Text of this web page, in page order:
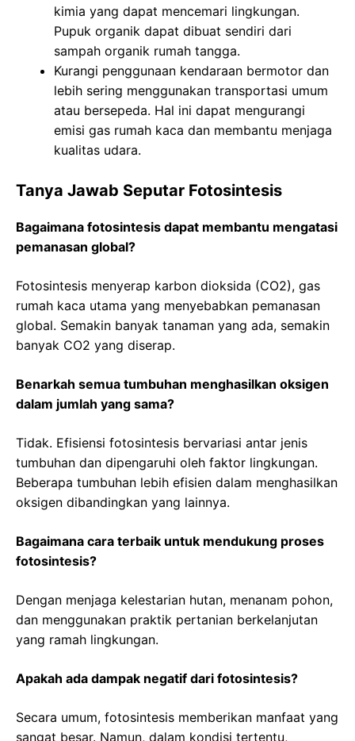
kimia yang dapat mencemari lingkungan.
Pupuk organik dapat dibuat sendiri dari
sampah organik rumah tangga.
Kurangi penggunaan kendaraan bermotor dan
lebih sering menggunakan transportasi umum
atau bersepeda. Hal ini dapat mengurangi
emisi gas rumah kaca dan membantu menjaga
kualitas udara.
Tanya Jawab Seputar Fotosintesis
Bagaimana fotosintesis dapat membantu mengatasi
pemanasan global?
Fotosintesis menyerap karbon dioksida (CO2), gas
rumah kaca utama yang menyebabkan pemanasan
global. Semakin banyak tanaman yang ada, semakin
banyak CO2 yang diserap.
Benarkah semua tumbuhan menghasilkan oksigen
dalam jumlah yang sama?
Tidak. Efisiensi fotosintesis bervariasi antar jenis
tumbuhan dan dipengaruhi oleh faktor lingkungan.
Beberapa tumbuhan lebih efisien dalam menghasilkan
oksigen dibandingkan yang lainnya.
Bagaimana cara terbaik untuk mendukung proses
fotosintesis?
Dengan menjaga kelestarian hutan, menanam pohon,
dan menggunakan praktik pertanian berkelanjutan
yang ramah lingkungan.
Apakah ada dampak negatif dari fotosintesis?
Secara umum, fotosintesis memberikan manfaat yang
sangat besar. Namun, dalam kondisi tertentu,